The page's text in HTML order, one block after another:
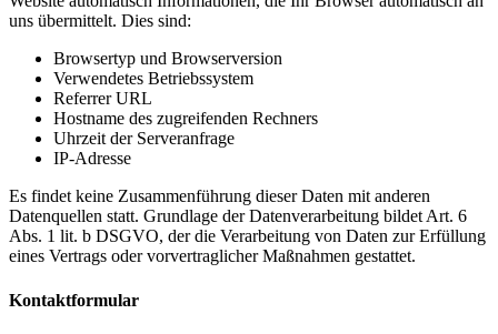
uns übermittelt. Dies sind:
Browsertyp und Browserversion
Verwendetes Betriebssystem
Referrer URL
Hostname des zugreifenden Rechners
Uhrzeit der Serveranfrage
IP-Adresse
Es findet keine Zusammenführung dieser Daten mit anderen
Datenquellen statt. Grundlage der Datenverarbeitung bildet Art. 6
Abs. 1 lit. b DSGVO, der die Verarbeitung von Daten zur Erfüllung
eines Vertrags oder vorvertraglicher Maßnahmen gestattet.
Kontaktformular